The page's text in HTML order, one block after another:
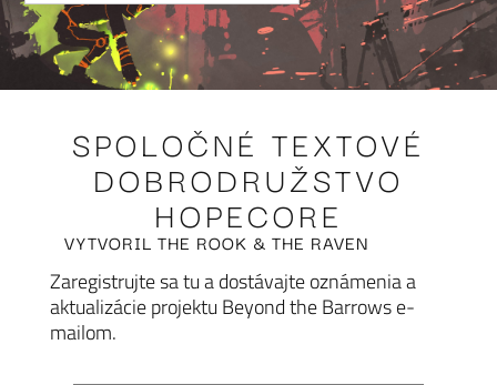
Keď sa
dokonca
vlastných
pre
Alebo si
SPOLOČNÉ TEXTOVÉ
DOBRODRUŽSTVO
HOPECORE
VYTVORIL THE ROOK & THE RAVEN
Zaregistrujte sa tu a dostávajte oznámenia a
aktualizácie projektu Beyond the Barrows e-
mailom.